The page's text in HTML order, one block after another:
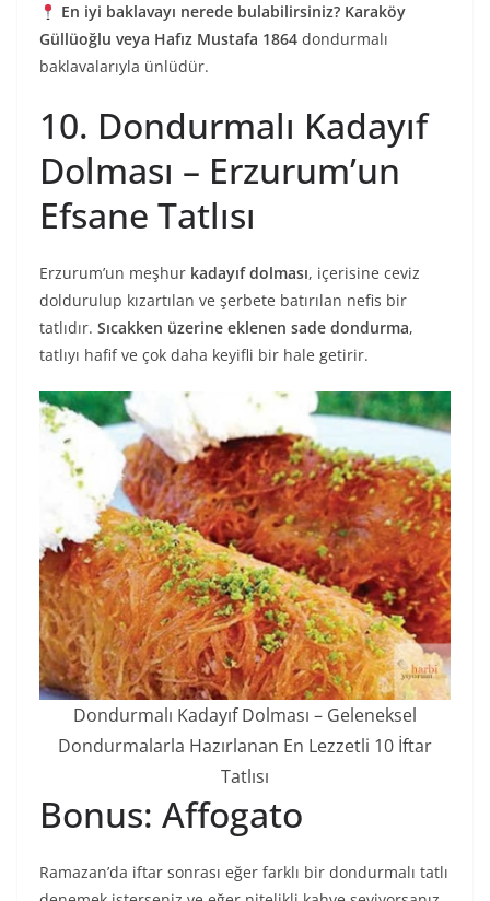
En iyi baklavayı nerede bulabilirsiniz? Karaköy
Güllüoğlu veya Hafız Mustafa 1864 dondurmalı
baklavalarıyla ünlüdür.
10. Dondurmalı Kadayıf
Dolması – Erzurum’un
Efsane Tatlısı
Erzurum’un meşhur kadayıf dolması, içerisine ceviz
doldurulup kızartılan ve şerbete batırılan nefis bir
tatlıdır. Sıcakken üzerine eklenen sade dondurma,
tatlıyı hafif ve çok daha keyifli bir hale getirir.
Dondurmalı Kadayıf Dolması – Geleneksel
Dondurmalarla Hazırlanan En Lezzetli 10 İftar
Tatlısı
Bonus: Affogato
Ramazan’da iftar sonrası eğer farklı bir dondurmalı tatlı